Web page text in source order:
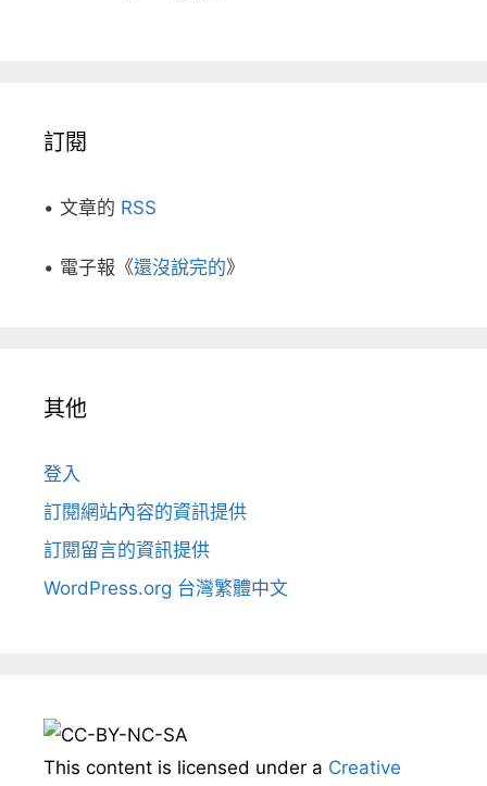
訂閱
• 文章的 RSS
• 電子報《還沒說完的》
其他
登入
訂閱網站內容的資訊提供
訂閱留言的資訊提供
WordPress.org 台灣繁體中文
This content is licensed under a Creative